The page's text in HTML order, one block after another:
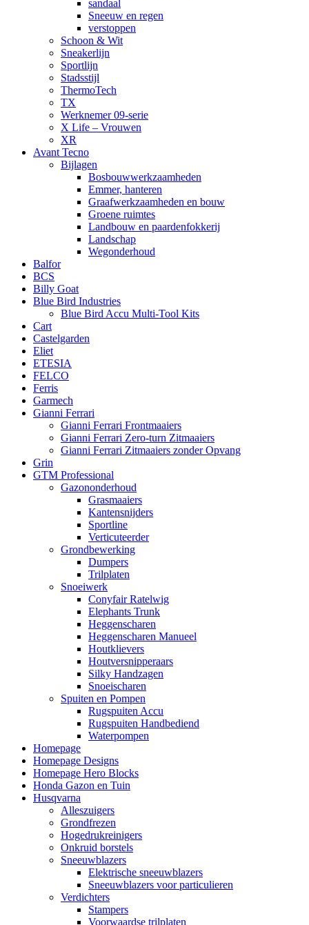
sandaal
Sneeuw en regen
verstoppen
Schoon & Wit
Sneakerlijn
Sportlijn
Stadsstijl
ThermoTech
TX
Werknemer 09-serie
X Life – Vrouwen
XR
Avant Tecno
Bijlagen
Bosbouwwerkzaamheden
Emmer, hanteren
Graafwerkzaamheden en bouw
Groene ruimtes
Landbouw en paardenfokkerij
Landschap
Wegonderhoud
Balfor
BCS
Billy Goat
Blue Bird Industries
Blue Bird Accu Multi-Tool Kits
Cart
Castelgarden
Eliet
ETESIA
FELCO
Ferris
Garmech
Gianni Ferrari
Gianni Ferrari Frontmaaiers
Gianni Ferrari Zero-turn Zitmaaiers
Gianni Ferrari Zitmaaiers zonder Opvang
Grin
GTM Professional
Gazononderhoud
Grasmaaiers
Kantensnijders
Sportline
Verticuteerder
Grondbewerking
Dumpers
Trilplaten
Snoeiwerk
Conyfair Ratelwig
Elephants Trunk
Heggenscharen
Heggenscharen Manueel
Houtklievers
Houtversnipperaars
Silky Handzagen
Snoeischaren
Spuiten en Pompen
Rugspuiten Accu
Rugspuiten Handbediend
Waterpompen
Homepage
Homepage Designs
Homepage Hero Blocks
Honda Gazon en Tuin
Husqvarna
Alleszuigers
Grondfrezen
Hogedrukreinigers
Onkruid borstels
Sneeuwblazers
Elektrische sneeuwblazers
Sneeuwblazers voor particulieren
Verdichters
Stampers
Voorwaardse trilplaten